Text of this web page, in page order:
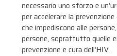
necessario uno sforzo e
per accelerare la
che impediscono alle
persone, soprattutto quelle
prevenzione e cura dell’HIV.